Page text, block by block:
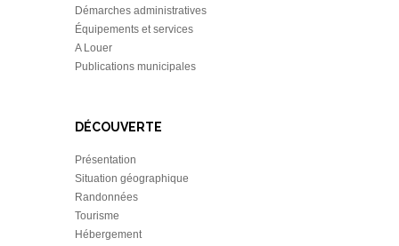
Démarches administratives
Équipements et services
A Louer
Publications municipales
DÉCOUVERTE
Présentation
Situation géographique
Randonnées
Tourisme
Hébergement